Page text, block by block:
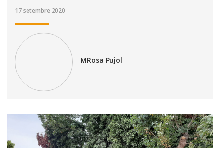
17 setembre 2020
MRosa Pujol